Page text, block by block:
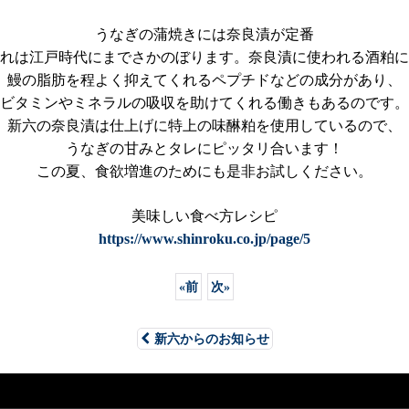
うなぎの蒲焼きには奈良漬が定番
は江戸時代にまでさかのぼります。奈良漬に使われる酒粕
鰻の脂肪を程よく抑えてくれるペプチドなどの成分があり、
ビタミンやミネラルの吸収を助けてくれる働きもあるのです。
新六の奈良漬は仕上げに特上の味醂粕を使用しているので、
うなぎの甘みとタレにピッタリ合います！
この夏、食欲増進のためにも是非お試しください。
美味しい食べ方レシピ
https://www.shinroku.co.jp/page/5
«前 次»
新六からのお知らせ